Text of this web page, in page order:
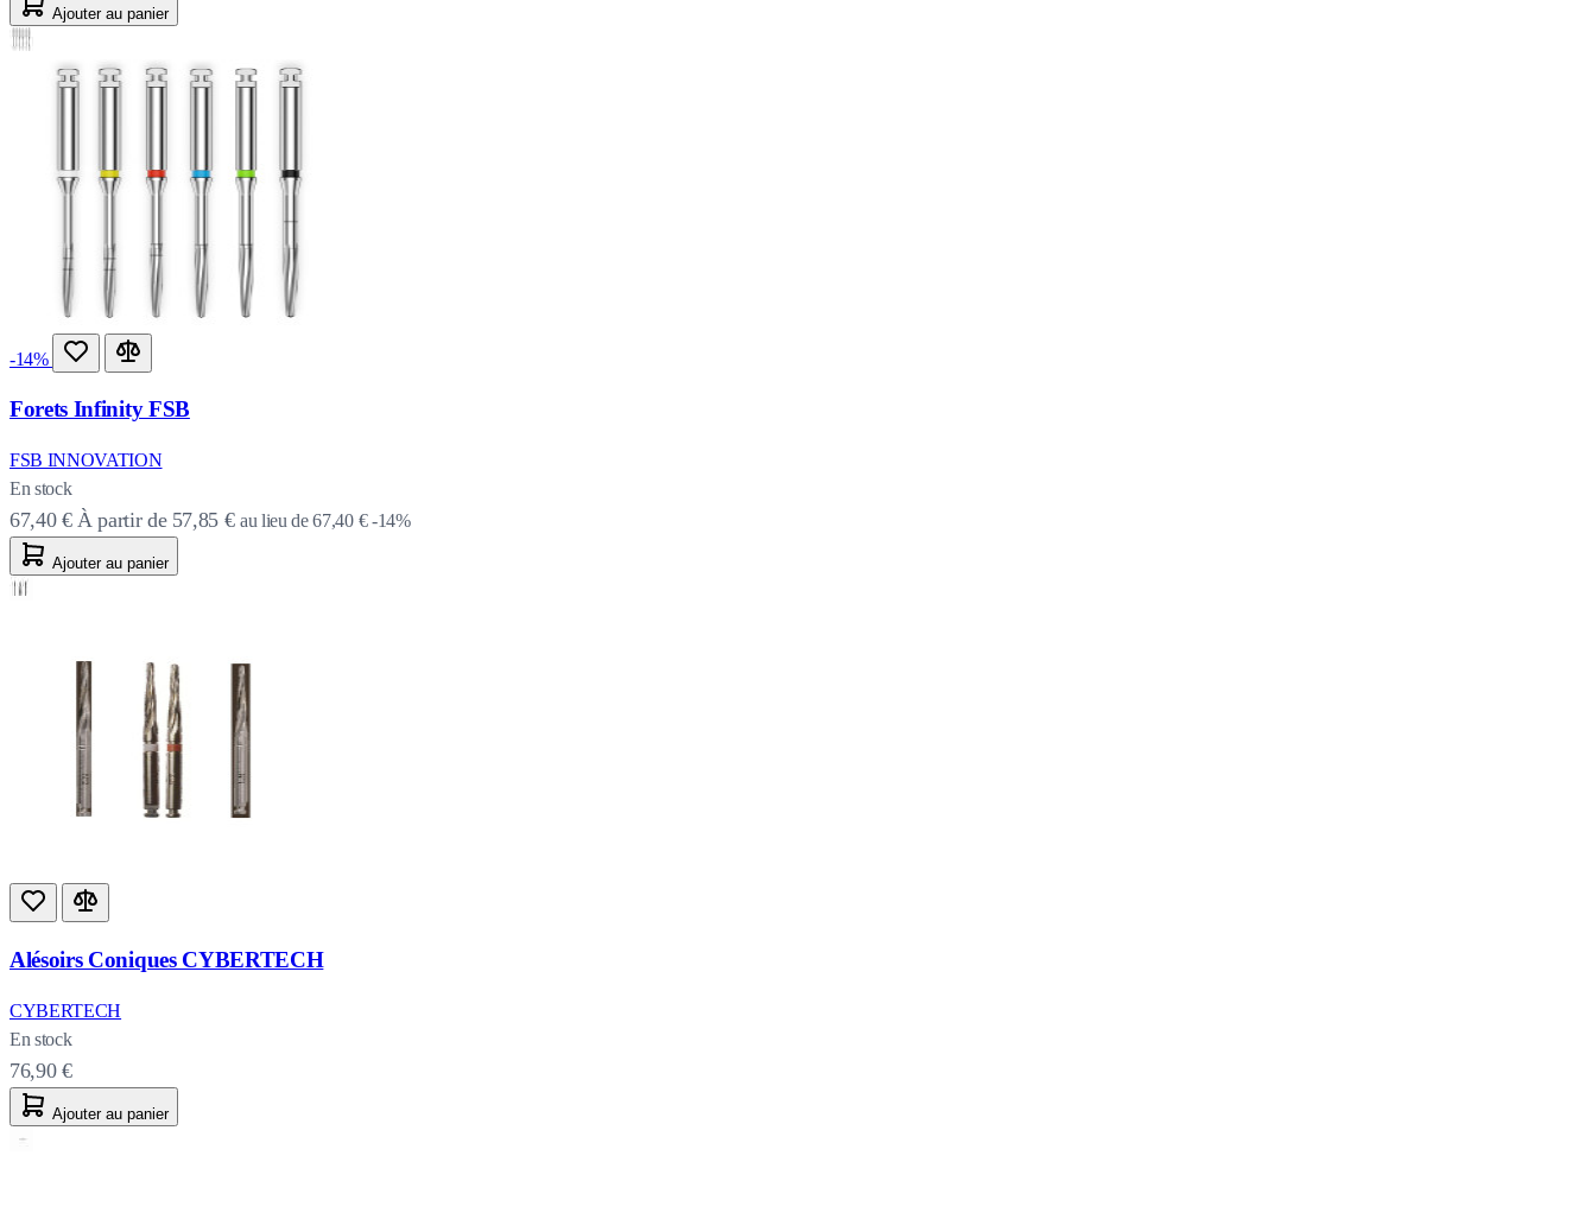
Ajouter au panier
-14%
Forets Infinity FSB
FSB INNOVATION
En stock
67,40 € À partir de 57,85 € au lieu de 67,40 € -14%
Ajouter au panier
Alésoirs Coniques CYBERTECH
CYBERTECH
En stock
76,90 €
Ajouter au panier